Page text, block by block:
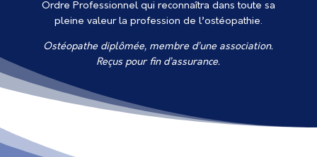
Ordre Professionnel qui reconnaîtra dans toute sa
pleine valeur la profession de l’ostéopathie.
Ostéopathe diplômée, membre d’une association.
Reçus pour fin d’assurance.